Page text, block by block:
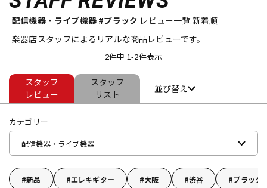
ベース ウクレレ
ドラム パーカッション
管楽器 その他楽器
配信機器・ライブ機器 #ブラック レビュー一覧 新着順
楽器店スタッフによるリアルな商品レビューです。
2件中 1-2件表示
スタッフ
レビュー
スタッフ
リスト
並び替え
カテゴリー
配信機器・ライブ機器
新品 エレキギター 大阪 渋谷 ブラック